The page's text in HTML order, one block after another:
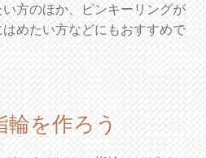
方のほか、ピンキーリングが
めたい方などにもおすすめで
輪を作ろう